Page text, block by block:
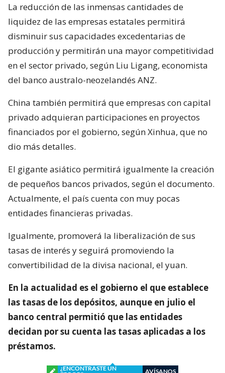
La reducción de las inmensas cantidades de
liquidez de las empresas estatales permitirá
disminuir sus capacidades excedentarias de
producción y permitirán una mayor competitividad
en el sector privado, según Liu Ligang, economista
del banco australo-neozelandés ANZ.
China también permitirá que empresas con capital
privado adquieran participaciones en proyectos
financiados por el gobierno, según Xinhua, que no
dio más detalles.
El gigante asiático permitirá igualmente la creación
de pequeños bancos privados, según el documento.
Actualmente, el país cuenta con muy pocas
entidades financieras privadas.
Igualmente, promoverá la liberalización de sus
tasas de interés y seguirá promoviendo la
convertibilidad de la divisa nacional, el yuan.
En la actualidad es el gobierno el que establece
las tasas de los depósitos, aunque en julio el
banco central permitió que las entidades
decidan por su cuenta las tasas aplicadas a los
préstamos.
¿ENCONTRASTE UN
AVÍSANOS